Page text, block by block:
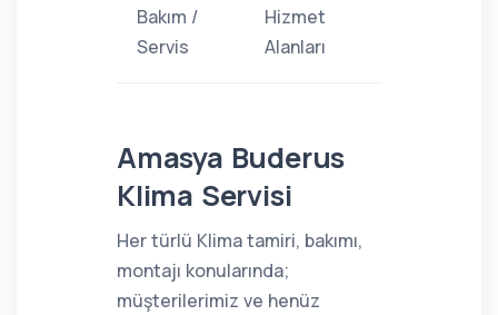
Bakım /
Servis
Hizmet
Alanları
Amasya Buderus
Klima Servisi
Her türlü Klima tamiri, bakımı,
montajı konularında;
müşterilerimiz ve henüz